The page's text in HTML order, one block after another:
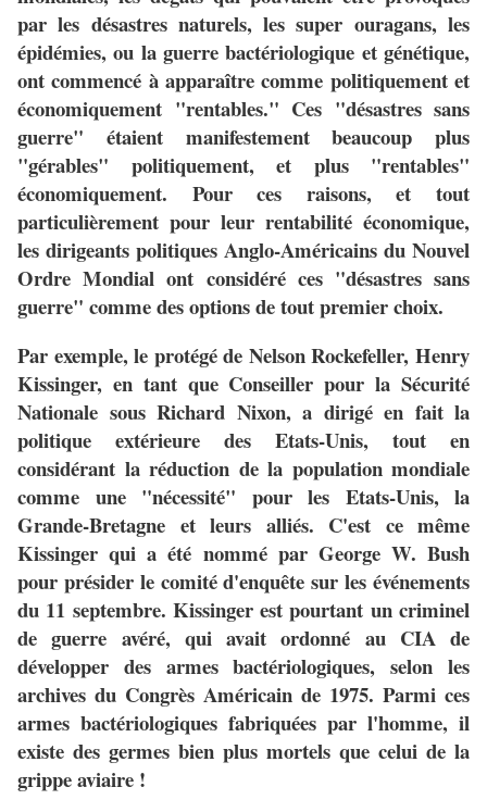
par les désastres naturels, les super ouragans, les
épidémies, ou la guerre bactériologique et génétique,
ont commencé à apparaître comme politiquement et
économiquement "rentables." Ces "désastres sans
guerre" étaient manifestement beaucoup plus
"gérables" politiquement, et plus "rentables"
économiquement. Pour ces raisons, et tout
particulièrement pour leur rentabilité économique,
les dirigeants politiques Anglo-Américains du Nouvel
Ordre Mondial ont considéré ces "désastres sans
guerre" comme des options de tout premier choix.
Par exemple, le protégé de Nelson Rockefeller, Henry
Kissinger, en tant que Conseiller pour la Sécurité
Nationale sous Richard Nixon, a dirigé en fait la
politique extérieure des Etats-Unis, tout en
considérant la réduction de la population mondiale
comme une "nécessité" pour les Etats-Unis, la
Grande-Bretagne et leurs alliés. C'est ce même
Kissinger qui a été nommé par George W. Bush
pour présider le comité d'enquête sur les événements
du 11 septembre. Kissinger est pourtant un criminel
de guerre avéré, qui avait ordonné au CIA de
développer des armes bactériologiques, selon les
archives du Congrès Américain de 1975. Parmi ces
armes bactériologiques fabriquées par l'homme, il
existe des germes bien plus mortels que celui de la
grippe aviaire !